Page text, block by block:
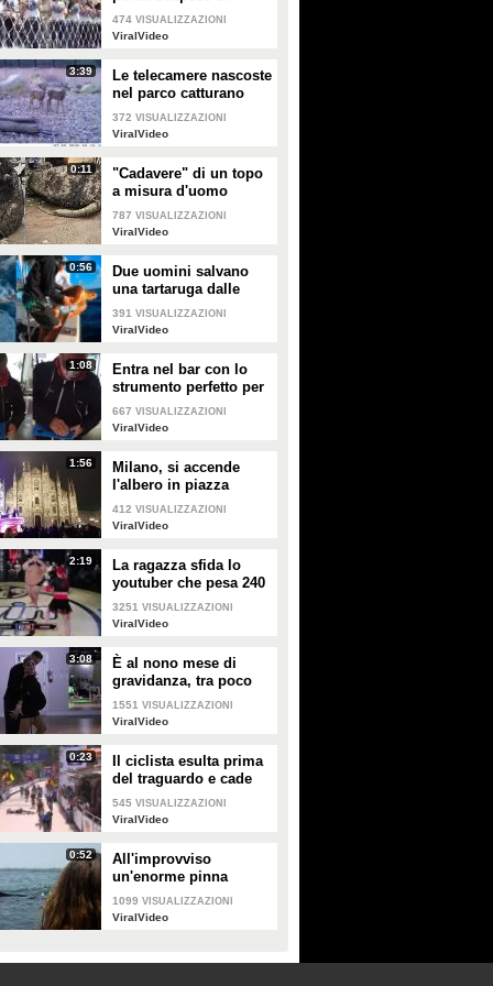
rompe facendole
cadere giù
474 VISUALIZZAZIONI
ViralVideo
3:39
Le telecamere nascoste
nel parco catturano
uno spettacolo
naturale mozzafiato
372 VISUALIZZAZIONI
ViralVideo
0:11
"Cadavere" di un topo
a misura d'uomo
ritrovato nelle fogne:
poi si scopre di cosa si
787 VISUALIZZAZIONI
ViralVideo
0:56
Due uomini salvano
una tartaruga dalle
fauci di uno squalo
tigre affamato
391 VISUALIZZAZIONI
ViralVideo
1:08
Entra nel bar con lo
strumento perfetto per
consumare la
colazione da asporto
667 VISUALIZZAZIONI
ViralVideo
1:56
Milano, si accende
l'albero in piazza
Duomo
412 VISUALIZZAZIONI
ViralVideo
2:19
La ragazza sfida lo
youtuber che pesa 240
kg e lo mette KO
3251 VISUALIZZAZIONI
ViralVideo
3:08
È al nono mese di
gravidanza, tra poco
sarà mamma ma non
vuole smettere di
1551 VISUALIZZAZIONI
ViralVideo
0:23
Il ciclista esulta prima
del traguardo e cade
rovinosamente
545 VISUALIZZAZIONI
ViralVideo
0:52
All'improvviso
un'enorme pinna
spunta fuori mentre
sono in kayak
1099 VISUALIZZAZIONI
ViralVideo